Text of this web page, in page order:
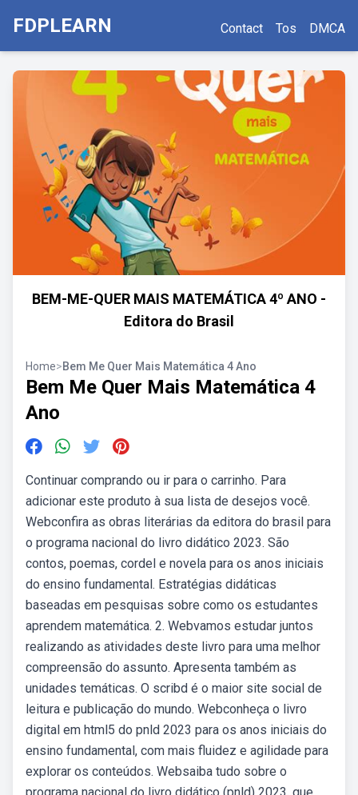
FDPLEARN Contact Tos DMCA
BEM-ME-QUER MAIS MATEMÁTICA 4º ANO -
Editora do Brasil
Home>Bem Me Quer Mais Matemática 4 Ano
Bem Me Quer Mais Matemática 4
Ano
Continuar comprando ou ir para o carrinho. Para
adicionar este produto à sua lista de desejos você.
Webconfira as obras literárias da editora do brasil para
o programa nacional do livro didático 2023. São
contos, poemas, cordel e novela para os anos iniciais
do ensino fundamental. Estratégias didáticas
baseadas em pesquisas sobre como os estudantes
aprendem matemática. 2. Webvamos estudar juntos
realizando as atividades deste livro para uma melhor
compreensão do assunto. Apresenta também as
unidades temáticas. O scribd é o maior site social de
leitura e publicação do mundo. Webconheça o livro
digital em html5 do pnld 2023 para os anos iniciais do
ensino fundamental, com mais fluidez e agilidade para
explorar os conteúdos. Websaiba tudo sobre o